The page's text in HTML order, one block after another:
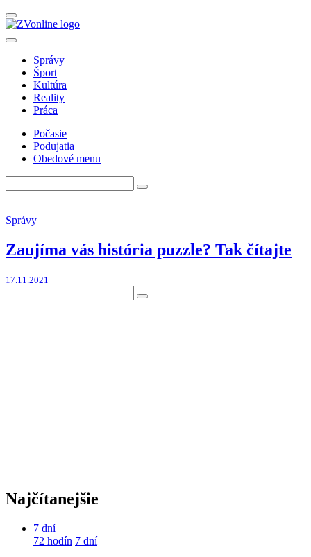
Správy
Šport
Kultúra
Reality
Práca
Počasie
Podujatia
Obedové menu
Správy
Zaujíma vás história puzzle? Tak čítajte
17.11.2021
Najčítanejšie
7 dní
72 hodín 7 dní